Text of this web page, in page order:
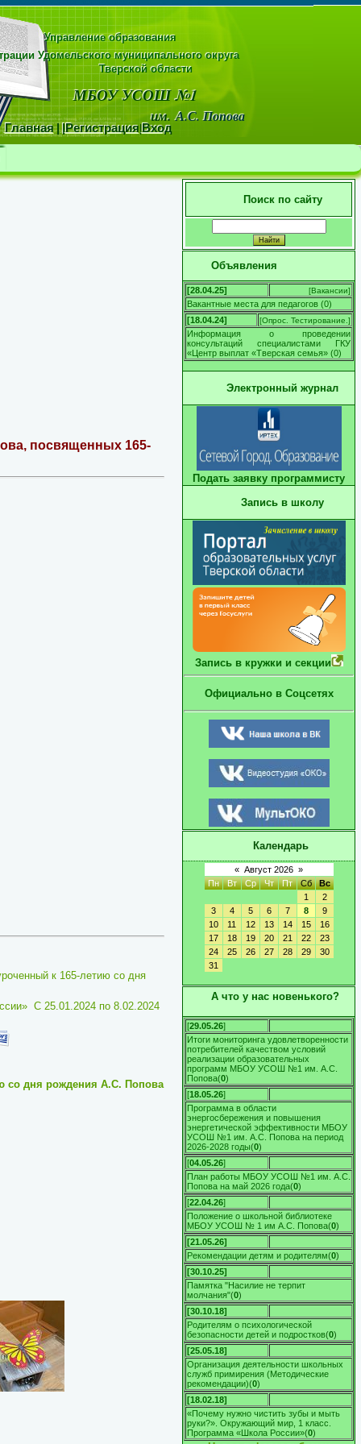
Главная||Регистрация|Вход
Управление образования
Удомельского муниципального округа
МБОУ УСОШ №1
А.С. Попова
посвященных 165-
к 165-летию со дня
С 25.01.2024 по 8.02.2024
со дня рождения А.С. Попова
Поиск по сайту
Объявления
[28.04.25] [Вакансии]
Вакантные места для педагогов (0)
[18.04.24]
[Опрос. Тестирование. ]
Информация о проведении
консультаций специалистами ГКУ
«Центр выплат «Тверская семья» (0)
Электронный журнал
Подать заявку программисту
Запись в школу
Запись в кружки и секции
Официально в Соцсетях
Календарь
« Август 2026 »
Пн
Вт Ср Чт Пт Сб
Вс
1
2
3
4 5 6 7 8
9
10
11 12 13 14 15
16
17
18 19 20 21 22
23
24
25 26 27 28 29
30
31
А что у нас новенького?
[29.05.26]
Итоги мониторинга удовлетворенности
потребителей качеством условий
реализации образовательных
программ МБОУ УСОШ №1 им. А.С.
Попова(0)
[18.05.26]
Программа в области
энергосбережения и повышения
энергетической эффективности МБОУ
УСОШ №1 им. А.С. Попова на период
2026-2028 годы(0)
[04.05.26]
План работы МБОУ УСОШ №1 им. А.С.
Попова на май 2026 года(0)
[22.04.26]
Положение о школьной библиотеке
МБОУ УСОШ № 1 им А.С. Попова(0)
[21.05.26]
Рекомендации детям и родителям(0)
[30.10.25]
Памятка "Насилие не терпит
молчания"(0)
[30.10.18]
Родителям о психологической
безопасности детей и подростков(0)
[25.05.18]
Организация деятельности школьных
служб примирения (Методические
рекомендации)(0)
[18.02.18]
«Почему нужно чистить зубы и мыть
руки?». Окружающий мир, 1 класс.
Программа «Школа России»(0)